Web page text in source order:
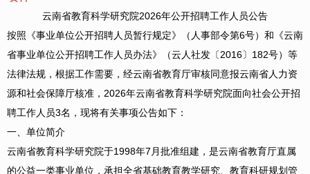
云南省教育科学研究院2026年公开招聘工作人员公告
按照《事业单位公开招聘人员暂行规定》（人事部令第6号）和《云南
省事业单位公开招聘工作人员办法》（云人社发〔2016〕182号）等
法律法规，根据工作需要，经云南省教育厅审核同意报云南省人力资
源和社会保障厅核准，2026年云南省教育科学研究院面向社会公开招
聘工作人员3名，现将有关事项公告如下：
一、单位简介
云南省教育科学研究院于1998年7月批准组建，是云南省教育厅直属
的公益一类事业单位，承担全省基础教育教学研究、教育科研规划管